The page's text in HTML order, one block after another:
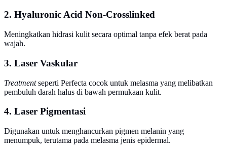
2. Hyaluronic Acid Non-Crosslinked
Meningkatkan hidrasi kulit secara optimal tanpa efek berat pada
wajah.
3. Laser Vaskular
Treatmentseperti Perfecta cocok untuk melasma yang melibatkan
pembuluh darah halus di bawah permukaan kulit.
4. Laser Pigmentasi
Digunakan untuk menghancurkan pigmen melanin yang
menumpuk, terutama pada melasma jenis epidermal.